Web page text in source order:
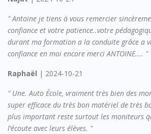
" Antoine je tiens à vous remercier
confiance et votre patience..votre
durant ma formation a la conduite grâce a
confiance en moi encore merci ANTOINE.... "
Raphaël | 2024-10-21
" Une. Auto École, vraiment très bien des
super efficace du très bon matériel de très
plus important reste surtout les moniteurs
l’écoute avec leurs élèves. "